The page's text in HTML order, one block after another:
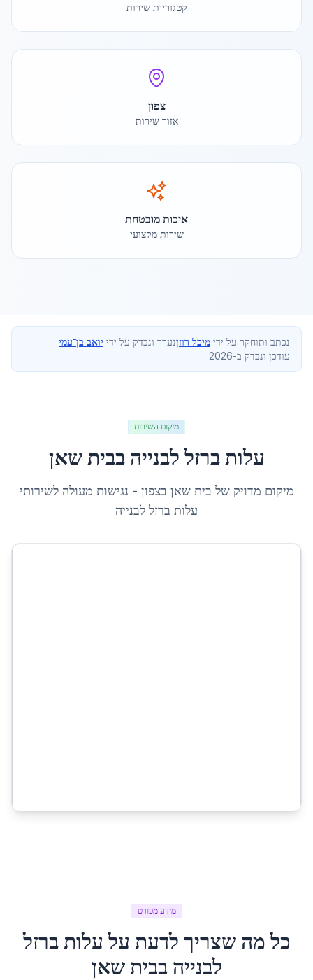
קטגוריית שירות
צפון
אזור שירות
איכות מובטחת
שירות מקצועי
נכתב ותוחקר על ידי מיכל רוזןנערך ונבדק על ידי יואב בן־עמי
עודכן ונבדק ב-2026
מיקום השירות
עלות ברזל לבנייה בבית שאן
מיקום מדויק של בית שאן בצפון - נגישות מעולה לשירותי
עלות ברזל לבנייה
מידע מפורט
כל מה שצריך לדעת עלעלות ברזל
לבנייה בבית שאן